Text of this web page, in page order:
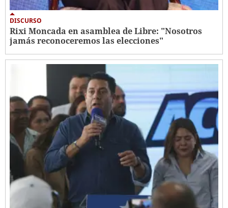
DISCURSO
Rixi Moncada en asamblea de Libre: "Nosotros
jamás reconoceremos las elecciones"